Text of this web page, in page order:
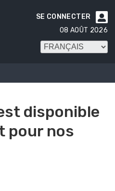

SE CONNECTER
08 AOÛT 2026
disponible
pour nos